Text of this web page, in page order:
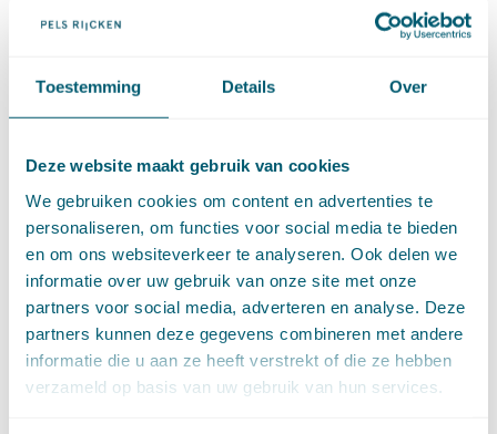
Toestemming Details Over
Deze website maakt gebruik van cookies
We gebruiken cookies om content en advertenties te
personaliseren, om functies voor social media te bieden
en om ons websiteverkeer te analyseren. Ook delen we
informatie over uw gebruik van onze site met onze
partners voor social media, adverteren en analyse. Deze
partners kunnen deze gegevens combineren met andere
informatie die u aan ze heeft verstrekt of die ze hebben
verzameld op basis van uw gebruik van hun services.
januari (14)
december (15)
september (8)
juli (14)
juni (13)
mei (13)
april (15)
maart (8)
februari (16)
januari (15)
►
2024 (161)